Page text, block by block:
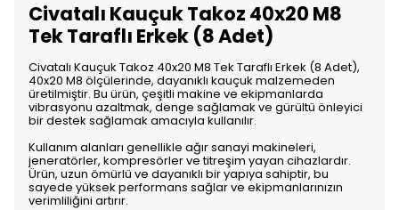
Civatalı Kauçuk Takoz 40x20 M8
Tek Taraflı Erkek (8 Adet)
Civatalı Kauçuk Takoz 40x20 M8 Tek Taraflı Erkek (8 Adet),
40x20 M8 ölçülerinde, dayanıklı kauçuk malzemeden
üretilmiştir. Bu ürün, çeşitli makine ve ekipmanlarda
vibrasyonu azaltmak, denge sağlamak ve gürültü önleyici
bir destek sağlamak amacıyla kullanılır.
Kullanım alanları genellikle ağır sanayi makineleri,
jeneratörler, kompresörler ve titreşim yayan cihazlardır.
Ürün, uzun ömürlü ve dayanıklı bir yapıya sahiptir, bu
sayede yüksek performans sağlar ve ekipmanlarınızın
verimliliğini artırır.